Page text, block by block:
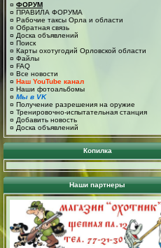
¤ ФОРУМ
¤ ПРАВИЛА ФОРУМА
¤ Рабочие таксы Орла и области
¤ Обратная связь
¤ Доска объявлений
¤ Поиск
¤ Карты охотугодий Орловской области
¤ Файлы
¤ FAQ
¤ Все новости
¤ Наш YouTube канал
¤ Наши фотоальбомы
¤ Мы в VK
¤ Получение разрешения на оружие
¤ Тренировочно-испытательная станция
¤ Добавить новость
¤ Доска объявлений
Копилка
Наши партнеры